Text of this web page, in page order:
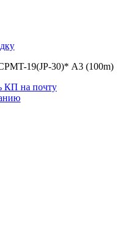
19(JP-30)* А3 (100m)
КП на почту